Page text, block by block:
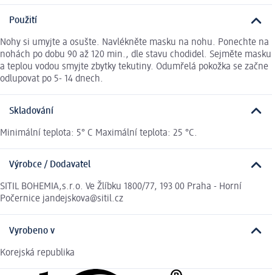
Použití
Nohy si umyjte a osušte. Navlékněte masku na nohu. Ponechte na
nohách po dobu 90 až 120 min., dle stavu chodidel. Sejměte masku
a teplou vodou smyjte zbytky tekutiny. Odumřelá pokožka se začne
odlupovat po 5- 14 dnech.
Skladování
Minimální teplota: 5° C Maximální teplota: 25 °C.
Výrobce / Dodavatel
SITIL BOHEMIA,s.r.o. Ve Žlíbku 1800/77, 193 00 Praha - Horní
Počernice jandejskova@sitil.cz
Vyrobeno v
Korejská republika